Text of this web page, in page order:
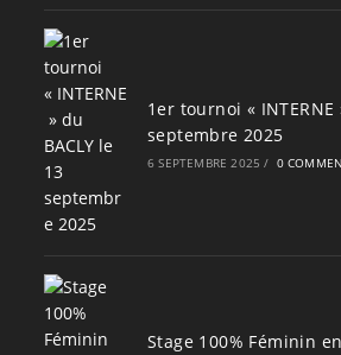
1er tournoi « INTERNE
septembre 2025
6 SEPTEMBRE 2025 / 0
Stage 100% Féminin